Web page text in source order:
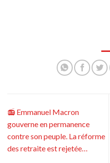
📻 Emmanuel Macron
gouverne en permanence
contre son peuple. La réforme
des retraite est rejetée…